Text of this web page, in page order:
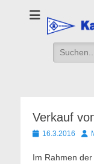
Suchen
nach:
Verkauf
Veröffentlicht
16.3.2016
Im Rahmen